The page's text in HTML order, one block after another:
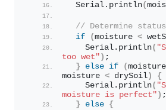
  Serial.
println(
// Determine
if
(moisture <
    Serial.
println(
too wet" ) ;
}
else if (moisture
moisture < drySoil)
{
    Serial.
println(
moisture is perfect" ) ;
}
else
{